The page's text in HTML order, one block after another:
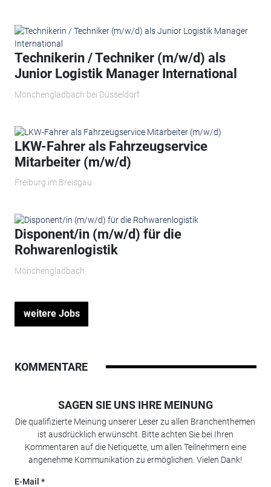
Technikerin / Techniker (m/w/d) als
Junior Logistik Manager International
Mönchengladbach bei Düsseldorf
LKW-Fahrer als Fahrzeugservice
Mitarbeiter (m/w/d)
Freiburg im Breisgau
Disponent/in (m/w/d) für die
Rohwarenlogistik
Mönchengladbach
weitere Jobs
KOMMENTARE
SAGEN SIE UNS IHRE MEINUNG
Die qualifizierte Meinung unserer Leser zu allen Branchenthemen
ist ausdrücklich erwünscht. Bitte achten Sie bei Ihren
Kommentaren auf die Netiquette, um allen Teilnehmern eine
angenehme Kommunikation zu ermöglichen. Vielen Dank!
E-Mail